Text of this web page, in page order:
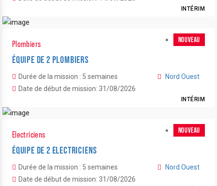
INTÉRIM
NOUVEAU
Plombiers
ÉQUIPE DE 2 PLOMBIERS
Durée de la mission : 5 semaines
Date de début de mission: 31/08/2026
Nord Ouest
INTÉRIM
NOUVEAU
Electriciens
ÉQUIPE DE 2 ELECTRICIENS
Durée de la mission : 5 semaines
Date de début de mission: 31/08/2026
Nord Ouest